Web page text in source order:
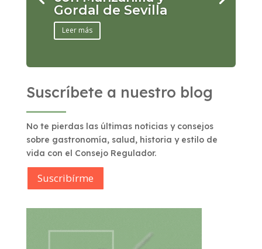
Gordal de Sevilla
Leer más
Suscríbete a nuestro blog
No te pierdas las últimas noticias y consejos
sobre gastronomía, salud, historia y estilo de
vida con el Consejo Regulador.
Suscribírme